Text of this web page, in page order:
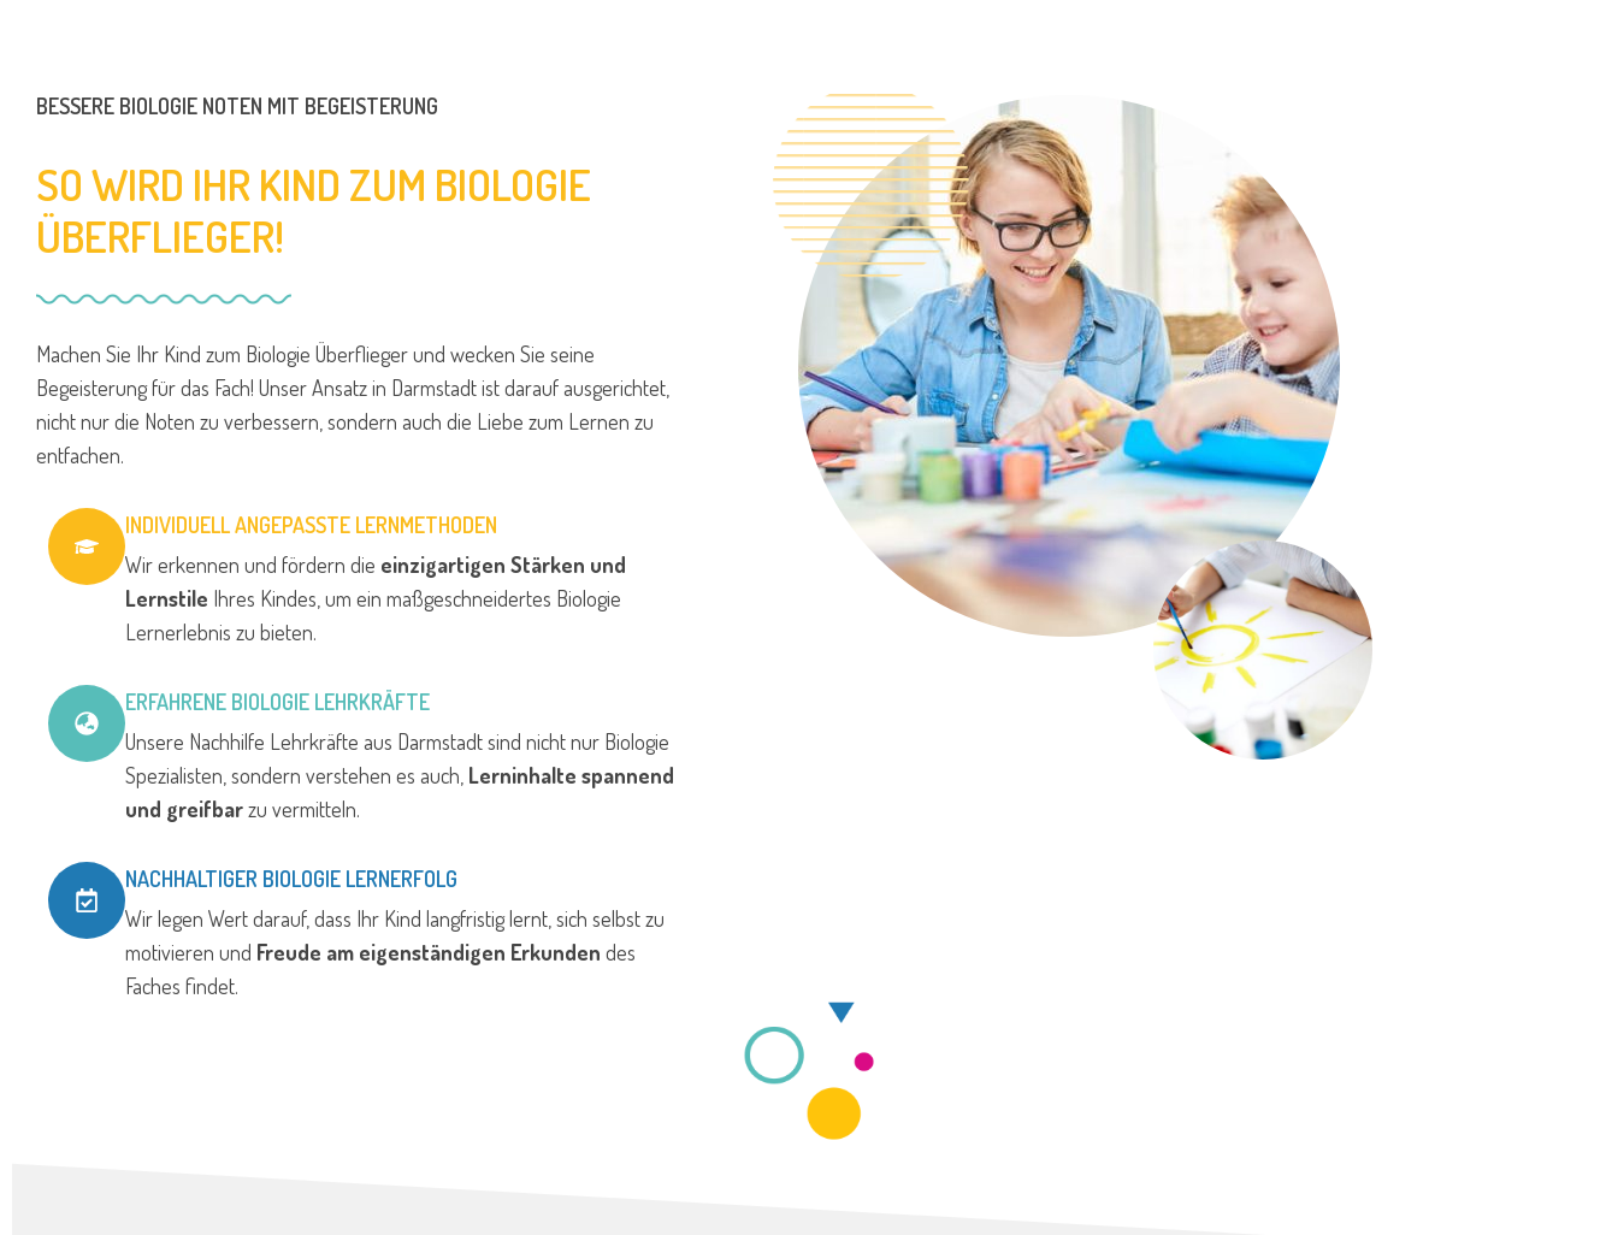
BESSERE BIOLOGIE NOTEN MIT BEGEISTERUNG
SO WIRD IHR KIND ZUM BIOLOGIE
ÜBERFLIEGER!
Machen Sie Ihr Kind zum Biologie Überflieger und wecken Sie seine
Begeisterung für das Fach! Unser Ansatz in Darmstadt ist darauf ausgerichtet,
nicht nur die Noten zu verbessern, sondern auch die Liebe zum Lernen zu
entfachen.
INDIVIDUELL ANGEPASSTE LERNMETHODEN
Wir erkennen und fördern die einzigartigen Stärken und
Lernstile Ihres Kindes, um ein maßgeschneidertes Biologie
Lernerlebnis zu bieten.
ERFAHRENE BIOLOGIE LEHRKRÄFTE
Unsere Nachhilfe Lehrkräfte aus Darmstadt sind nicht nur Biologie
Spezialisten, sondern verstehen es auch, Lerninhalte spannend
und greifbarzu vermitteln.
NACHHALTIGER BIOLOGIE LERNERFOLG
Wir legen Wert darauf, dass Ihr Kind langfristig lernt, sich selbst zu
motivieren und Freude am eigenständigen Erkunden des
Faches findet.